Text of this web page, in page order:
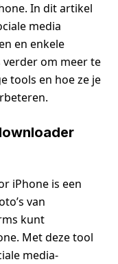
In dit artikel
media
en enkele
verder om meer te
tools en hoe ze je
iPhone is een
van
kunt
Met deze tool
media-